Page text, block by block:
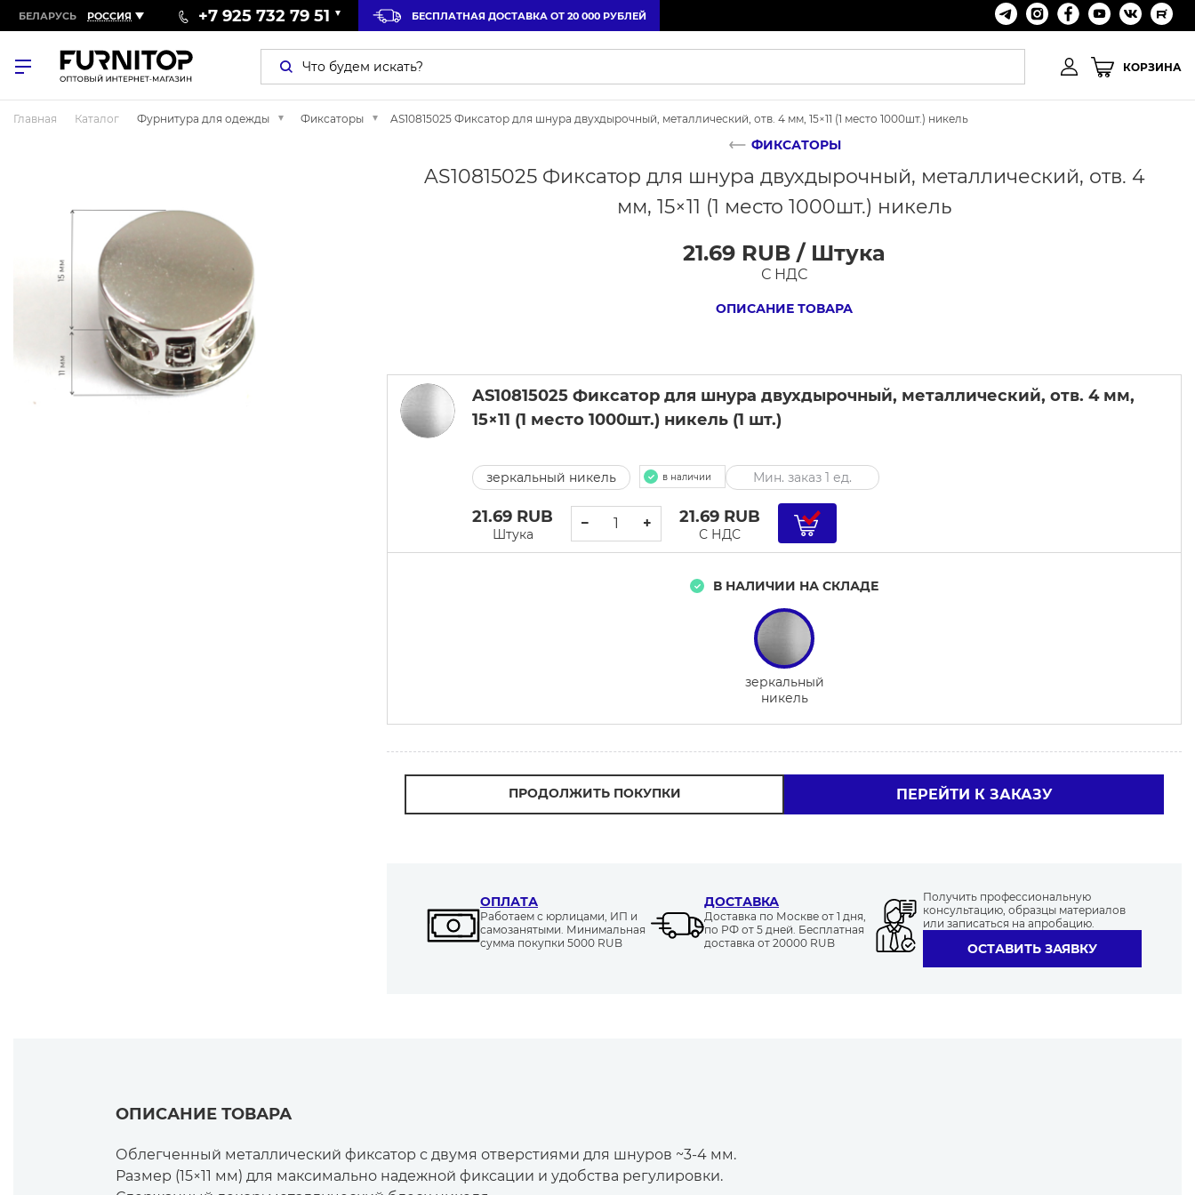
БЕЛАРУСЬ РОССИЯ +7 925 732 79 51 БЕСПЛАТНАЯ ДОСТАВКА ОТ 20 000 РУБЛЕЙ
КОРЗИНА
Главная Каталог Фурнитура для одежды Фиксаторы AS10815025 Фиксатор для шнура двухдырочный, металлический, отв. 4 мм, 15×11 (1 место 1000шт.) никель
ФИКСАТОРЫ
AS10815025 Фиксатор для шнура двухдырочный, металлический, отв. 4
мм, 15×11 (1 место 1000шт.) никель
21.69 RUB / Штука
С НДС
ОПИСАНИЕ ТОВАРА
AS10815025 Фиксатор для шнура двухдырочный, металлический, отв. 4 мм,
15×11 (1 место 1000шт.) никель (1 шт.)
зеркальный никель в наличии Мин. заказ 1 ед.
21.69 RUB
Штука
− + 21.69 RUB
С НДС
В НАЛИЧИИ НА СКЛАДЕ
зеркальный
никель
ПРОДОЛЖИТЬ ПОКУПКИ ПЕРЕЙТИ К ЗАКАЗУ
ОПЛАТА
Работаем с юрлицами, ИП и
самозанятыми. Минимальная
сумма покупки 5000 RUB
ДОСТАВКА
Доставка по Москве от 1 дня,
по РФ от 5 дней. Бесплатная
доставка от 20000 RUB
Получить профессиональную
консультацию, образцы материалов
или записаться на апробацию.
ОСТАВИТЬ ЗАЯВКУ
ОПИСАНИЕ ТОВАРА
Облегченный металлический фиксатор с двумя отверстиями для шнуров ~3-4 мм.
Размер (15×11 мм) для максимально надежной фиксации и удобства регулировки.